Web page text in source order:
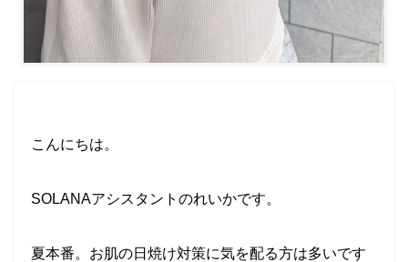
こんにちは。
SOLANAアシスタントのれいかです。
夏本番。お肌の日焼け対策に気を配る方は多いです